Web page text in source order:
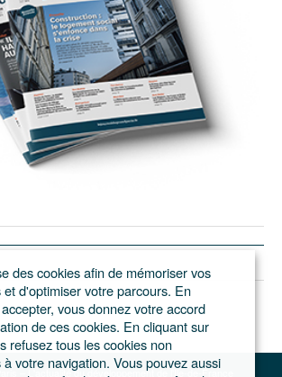
– L'actualité du développement de l'Ile-de-France
des cookies afin de mémoriser vos
d'optimiser votre parcours. En
vous donnez votre accord
de ces cookies. En cliquant sur
refusez tous les cookies non
à votre navigation. Vous pouvez aussi